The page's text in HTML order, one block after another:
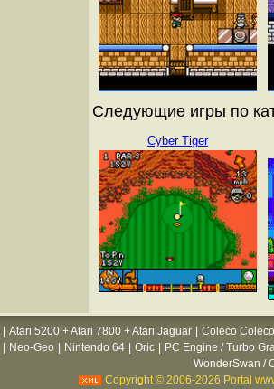
Следующие игры по
Cyber Tiger
Atari 5200 + Atari 7800 + Atari Jaguar
Coleco
Neo-Geo Nintendo 64 Oric
PC Engine / Turbo
WonderSwan /
Copyright © 2006-2026 Portal